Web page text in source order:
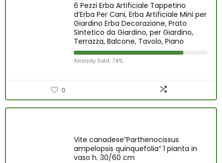
6 Pezzi Erba Artificiale Tappetino
d’Erba Per Cani, Erba Artificiale Mini per
Giardino Erba Decorazione, Prato
Sintetico da Giardino, per Giardino,
Terrazza, Balcone, Tavolo, Piano
Already Sold: 74%
0
Vite canadese”Parthenocissus
ampelopsis quinquefolia” 1 pianta in
vaso h. 30/60 cm